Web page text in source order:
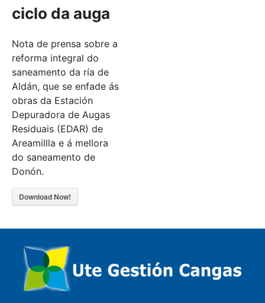
ciclo da auga
Nota de prensa sobre a
reforma integral do
saneamento da ría de
Aldán, que se enfade ás
obras da Estación
Depuradora de Augas
Residuais (EDAR) de
Areamillla e á mellora
do saneamento de
Donón.
Download Now!